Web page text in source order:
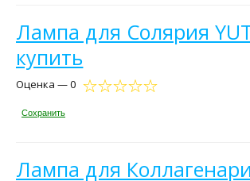
Лампа для Солярия
купить
Оценка — 0
Сохранить
Лампа для